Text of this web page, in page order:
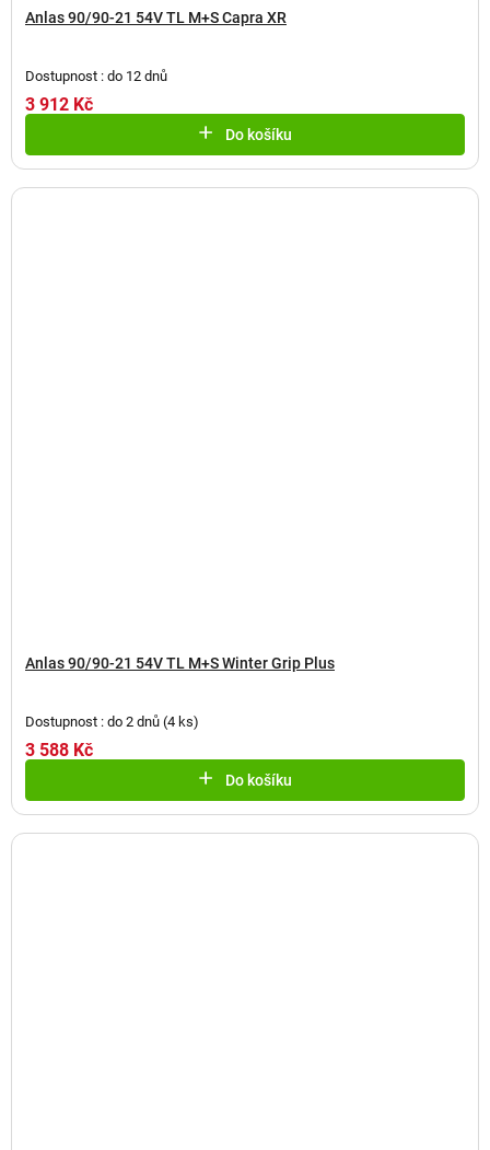
Anlas 90/90-21 54V TL M+S Capra XR
Dostupnost : do 12 dnů
3 912 Kč
Do košíku
Anlas 90/90-21 54V TL M+S Winter Grip Plus
Dostupnost : do 2 dnů (4 ks)
3 588 Kč
Do košíku